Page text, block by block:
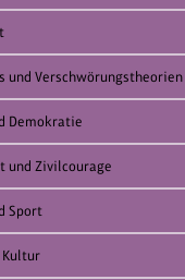
und Verschwörungstheorien
Demokratie
und Zivilcourage
Sport
Kultur